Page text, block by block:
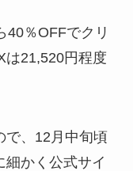
40％OFFでクリ
は21,520円程度
で、12月中旬頃
細かく公式サイ